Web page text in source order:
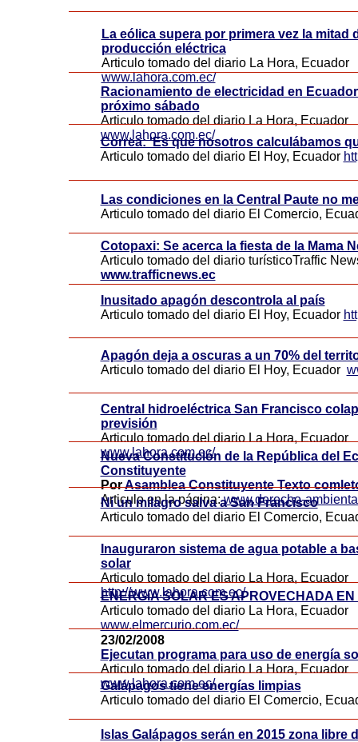
La eólica supera por primera vez la mitad
producción eléctrica
Articulo tomado del diario La Hora, Ecuador
www.lahora.com.ec/
Nueva Constitución de la República del
Constituyente
PorAsamblea Constituyente Texto
Articulo en la página:www.derecho-
Central hidroeléctrica San Francisco
previsión
Articulo tomado del diario La Hora, Ecuador
www.lahora.com.ec/
Cotopaxi: Se acerca la fiesta de la Mama
Articulo tomado del diario turísticoTraffic
www.trafficnews.ec
Racionamiento de electricidad en
próximo sábado
Articulo tomado del diario La Hora, Ecuador
www.lahora.com.ec/
Las condiciones en la Central Paute no
Articulo tomado del diario El Comercio,
Ni un milagro salva a San Francisco
Articulo tomado del diario El Comercio,
Inauguraron sistema de agua potable a
solar
Articulo tomado del diario La Hora, Ecuador
http://www.lahora.com.ec/
23/02/2008
Ejecutan programa para uso de energía
Articulo tomado del diario La Hora, Ecuador
www.lahora.com.ec/
ENERGíA SOLAR ES APROVECHADA
Articulo tomado del diario La Hora, Ecuador
www.elmercurio.com.ec/
Galápagos tiene energías limpias
Articulo tomado del diario El Comercio,
Islas Galápagos serán en 2015 zona libre
Correa: 'Es que nosotros calculábamos
Articulo tomado del diario El Hoy, Ecuador
Inusitado apagón descontrola al país
Articulo tomado del diario El Hoy, Ecuador
Apagón deja a oscuras a un 70% del
Articulo tomado del diario El Hoy, Ecuador